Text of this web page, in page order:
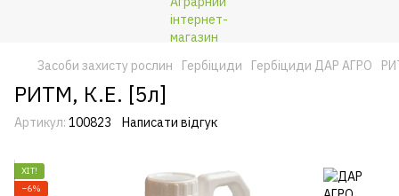
Засоби захисту рослин Гербіциди Гербіциди ДАР АГРО
РИТМ, К.Е. [5л]
Артикул: 100823 Написати відгук
ХІТ!
−6%